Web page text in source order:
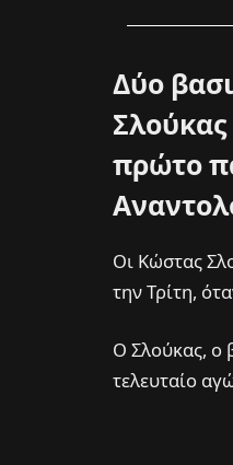
Δύο
Σλούκας
πρώτο
Οι Κώστας
την Τρίτη,
Ο Σλούκας, ο
τελευταίο